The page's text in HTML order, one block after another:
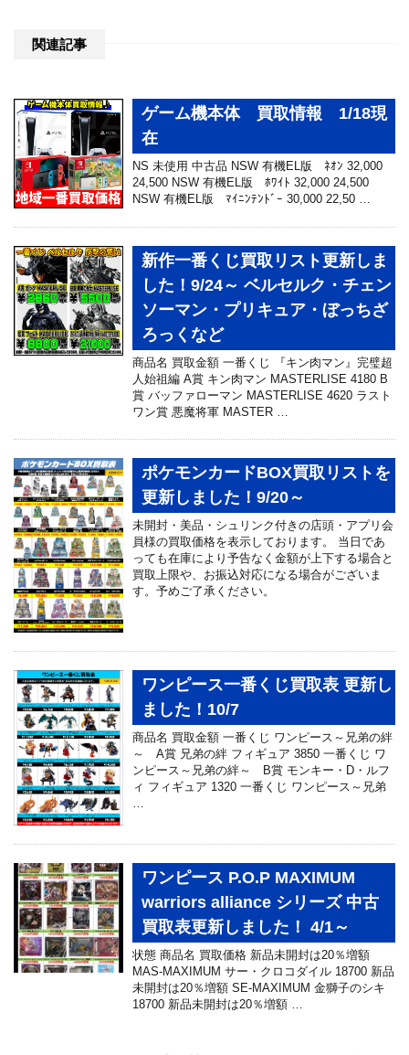
関連記事
ゲーム機本体 買取情報 1/18現
在
NS 未使用 中古品 NSW 有機EL版 ﾈｵﾝ 32,000
24,500 NSW 有機EL版 ﾎﾜｲﾄ 32,000 24,500
NSW 有機EL版 ﾏｲﾆﾝﾃﾝﾄﾞｰ 30,000 22,50 …
新作一番くじ買取リスト更新しま
した！9/24～ ベルセルク・チェン
ソーマン・プリキュア・ぼっちざ
ろっくなど
商品名 買取金額 一番くじ 『キン肉マン』完璧超
人始祖編 A賞 キン肉マン MASTERLISE 4180 B
賞 バッファローマン MASTERLISE 4620 ラスト
ワン賞 悪魔将軍 MASTER …
ポケモンカードBOX買取リストを
更新しました！9/20～
未開封・美品・シュリンク付きの店頭・アプリ会
員様の買取価格を表示しております。 当日であ
っても在庫により予告なく金額が上下する場合と
買取上限や、お振込対応になる場合がございま
す。予めご了承ください。
ワンピース一番くじ買取表 更新し
ました！10/7
商品名 買取金額 一番くじ ワンピース～兄弟の絆
～ A賞 兄弟の絆 フィギュア 3850 一番くじ ワ
ンピース～兄弟の絆～ B賞 モンキー・D・ルフ
ィ フィギュア 1320 一番くじ ワンピース～兄弟
…
ワンピース P.O.P MAXIMUM
warriors alliance シリーズ 中古
買取表更新しました！ 4/1～
状態 商品名 買取価格 新品未開封は20％増額
MAS-MAXIMUM サー・クロコダイル 18700 新品
未開封は20％増額 SE-MAXIMUM 金獅子のシキ
18700 新品未開封は20％増額 …